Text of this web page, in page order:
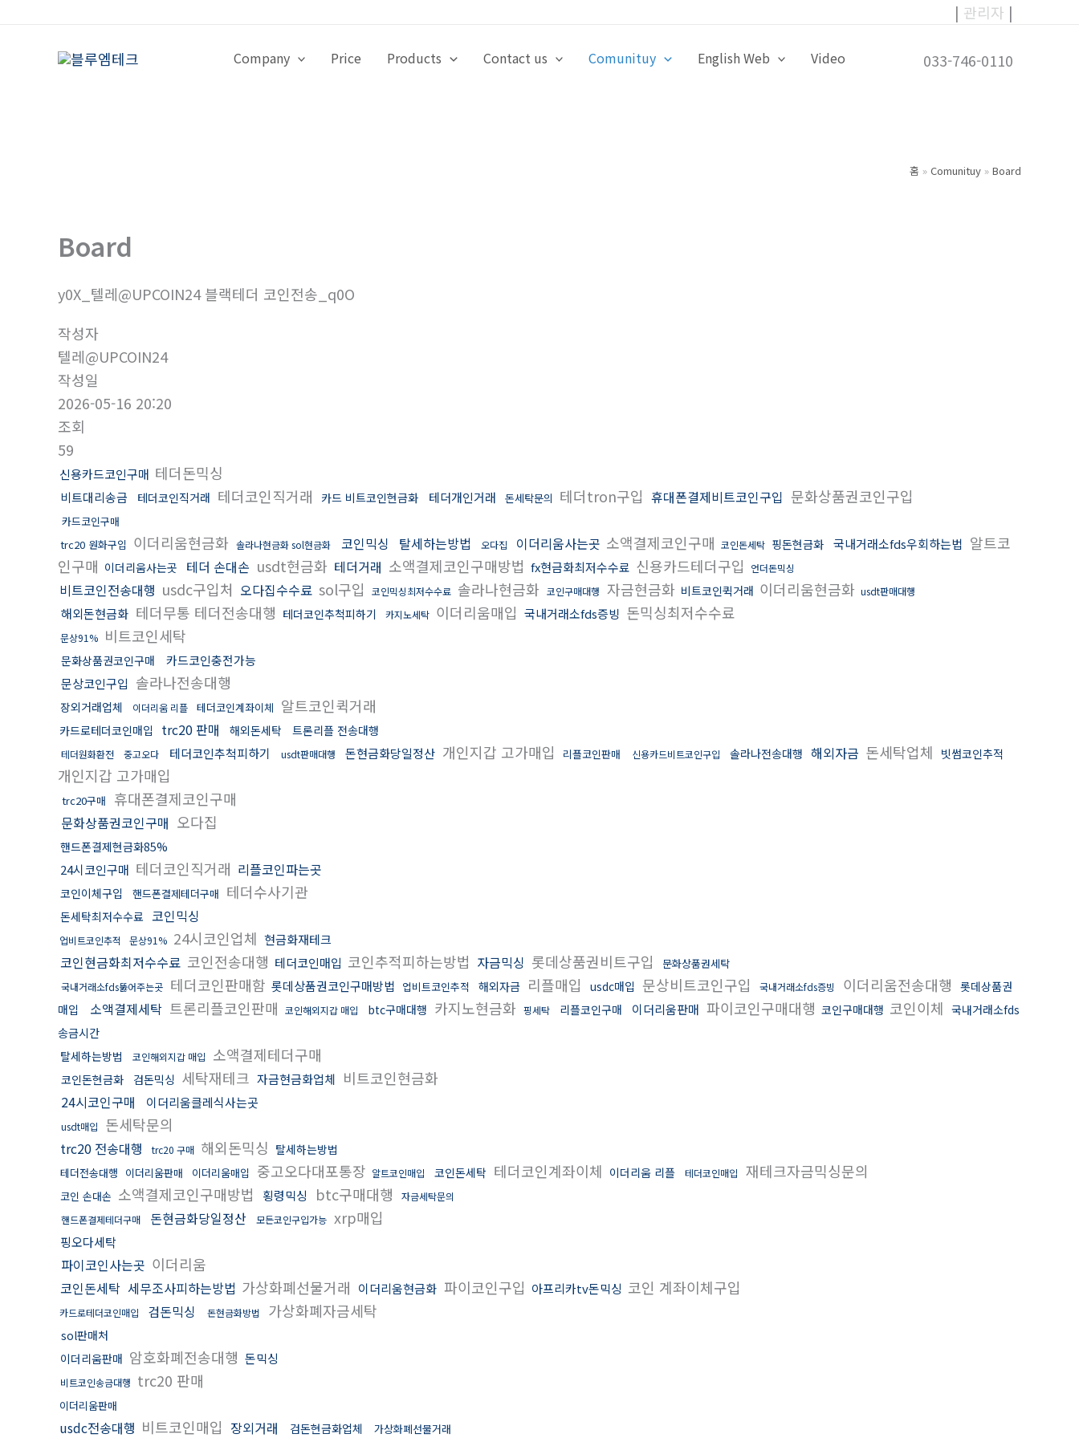
| 관리자 |
Company Price Products Contact us Comunituy English Web Video 033-746-0110
홈 Comunituy Board
Board
y0X_텔레@UPCOIN24 블랙테더 코인전송_q0O
작성자
텔레@UPCOIN24
작성일
2026-05-16 20:20
조회
59
신용카드코인구매 테더돈믹싱
비트대리송금 테더코인직거래 테더코인직거래 카드 비트코인현금화 테더개인거래 돈세탁문의 테더tron구입 휴대폰결제비트코인구입 문화상품권코인구입
카드코인구매
trc20 원화구입 이더리움현금화 솔라나현금화 sol현금화 코인믹싱 탈세하는방법 오다집 이더리움사는곳 소액결제코인구매 코인돈세탁 핑돈현금화 국내거래소fds우회하는법 알트코
인구매 이더리움사는곳 테더 손대손 usdt현금화 테더거래 소액결제코인구매방법 fx현금화최저수수료 신용카드테더구입 언더돈믹싱
비트코인전송대행 usdc구입처 오다집수수료 sol구입 코인믹싱최저수수료 솔라나현금화 코인구매대행 자금현금화 비트코인퀵거래 이더리움현금화 usdt판매대행
해외돈현금화 테더무통 테더전송대행 테더코인추척피하기 카지노세탁 이더리움매입 국내거래소fds증빙 돈믹싱최저수수료
문상91% 비트코인세탁
문화상품권코인구매
카드코인충전가능
문상코인구입 솔라나전송대행
장외거래업체 이더리움 리플 테더코인계좌이체 알트코인퀵거래
카드로테더코인매입 trc20 판매 해외돈세탁 트론리플 전송대행
테더원화환전 중고오다 테더코인추척피하기 usdt판매대행 돈현금화당일정산 개인지갑 고가매입 리플코인판매 신용카드비트코인구입 솔라나전송대행 해외자금 돈세탁업체 빗썸코인추적
개인지갑 고가매입
trc20구매 휴대폰결제코인구매
문화상품권코인구매 오다집
핸드폰결제현금화85%
24시코인구매 테더코인직거래 리플코인파는곳
코인이체구입 핸드폰결제테더구매 테더수사기관
돈세탁최저수수료 코인믹싱
업비트코인추적 문상91% 24시코인업체 현금화재테크
코인현금화최저수수료 코인전송대행 테더코인매입 코인추적피하는방법 자금믹싱 롯데상품권비트구입 문화상품권세탁
국내거래소fds뚫어주는곳 테더코인판매함 롯데상품권코인구매방법 업비트코인추적 해외자금 리플매입 usdc매입 문상비트코인구입 국내거래소fds증빙 이더리움전송대행 롯데상품권
매입
소액결제세탁 트론리플코인판매 코인해외지갑 매입 btc구매대행 카지노현금화 핑세탁 리플코인구매 이더리움판매 파이코인구매대행 코인구매대행 코인이체 국내거래소fds
송금시간
탈세하는방법
코인해외지갑 매입 소액결제테더구매
코인돈현금화 검돈믹싱 세탁재테크 자금현금화업체 비트코인현금화
24시코인구매 이더리움클레식사는곳
usdt매입 돈세탁문의
trc20 전송대행 trc20 구매 해외돈믹싱 탈세하는방법
테더전송대행 이더리움판매 이더리움매입 중고오다대포통장 알트코인매입 코인돈세탁 테더코인계좌이체 이더리움 리플 테더코인매입 재테크자금믹싱문의
코인 손대손 소액결제코인구매방법 횡령믹싱 btc구매대행
자금세탁문의
핸드폰결제테더구매
돈현금화당일정산 모든코인구입가능 xrp매입
핑오다세탁
파이코인사는곳 이더리움
코인돈세탁 세무조사피하는방법 가상화폐선물거래 이더리움현금화 파이코인구입 아프리카tv돈믹싱 코인 계좌이체구입
카드로테더코인매입 검돈믹싱 돈현금화방법 가상화폐자금세탁
sol판매처
이더리움판매 암호화폐전송대행 돈믹싱
비트코인송금대행 trc20 판매
이더리움판매
usdc전송대행 비트코인매입 장외거래 검돈현금화업체 가상화폐선물거래